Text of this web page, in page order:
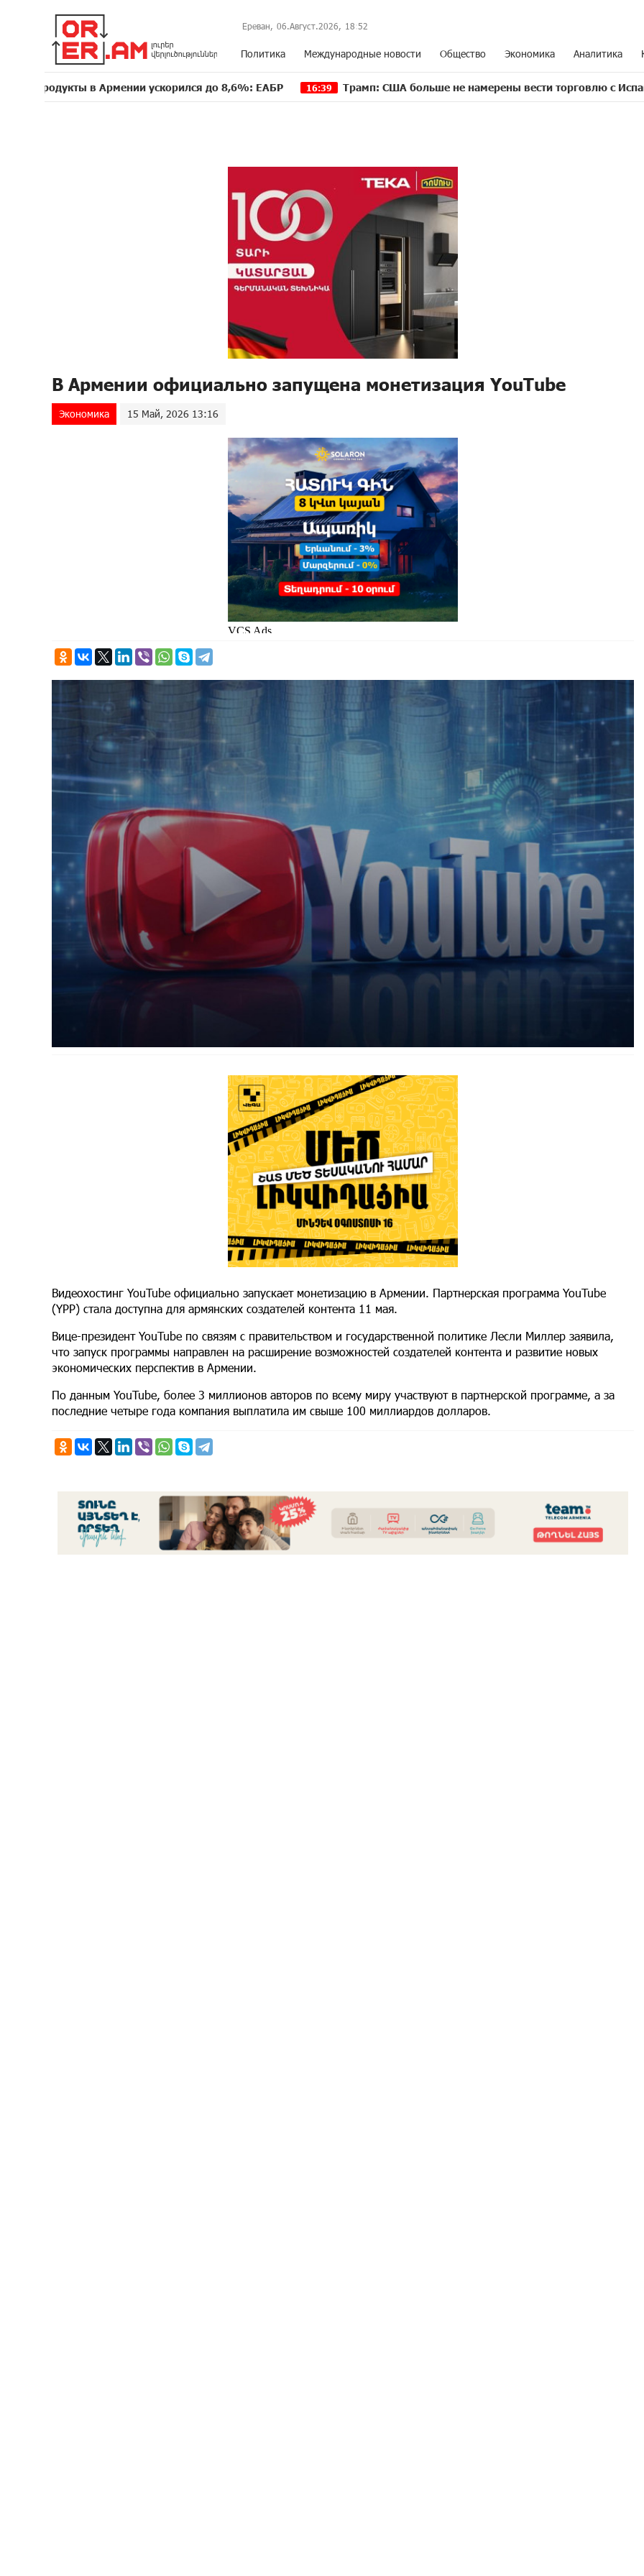
Ереван, 06.Август.2026, 18 :52
Политика Международные новости Общество Экономика Аналитика
в Армении ускорился до 8,6%: ЕАБР 16:39 Трамп: США больше не намерены вести торговлю с Испанией
В Армении официально запущена монетизация YouTube
Экономика 15 Май, 2026 13:16
Видеохостинг YouTube официально запускает монетизацию в Армении. Партнерская программа YouTube
(YPP) стала доступна для армянских создателей контента 11 мая.
Вице-президент YouTube по связям с правительством и государственной политике Лесли Миллер заявила,
что запуск программы направлен на расширение возможностей создателей контента и развитие новых
экономических перспектив в Армении.
По данным YouTube, более 3 миллионов авторов по всему миру участвуют в партнерской программе, а за
последние четыре года компания выплатила им свыше 100 миллиардов долларов.